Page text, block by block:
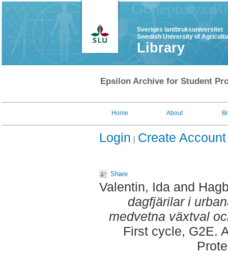
Sveriges lantbruksuniversitet
Swedish University of
Library
Epsilon Archive for Student
Home About
Login Create Account
Share
Valentin, Ida and
dagfjärilar i
medvetna växtval
First cycle, G2E.